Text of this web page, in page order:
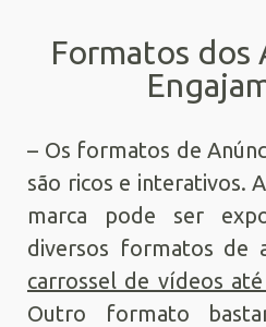
Formatos dos
– Os formatos de
são ricos e interativos.
marca pode ser
diversos formatos de
carrossel de vídeos
Outro formato